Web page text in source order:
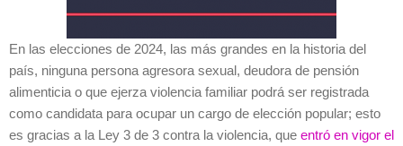
En las elecciones de 2024, las más grandes en la historia del
país, ninguna persona agresora sexual, deudora de pensión
alimenticia o que ejerza violencia familiar podrá ser registrada
como candidata para ocupar un cargo de elección popular; esto
es gracias a la Ley 3 de 3 contra la violencia, que entró en vigor el